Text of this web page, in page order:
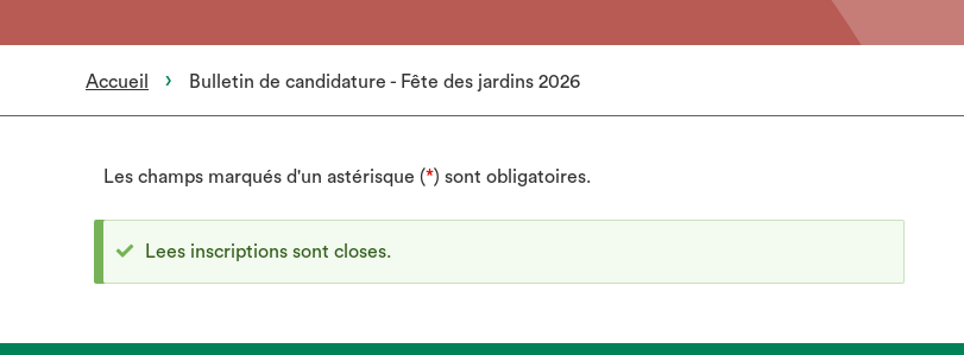
Accueil Bulletin de candidature - Fête des jardins 2026
Les champs marqués d'un astérisque (*) sont obligatoires.
Lees inscriptions sont closes.